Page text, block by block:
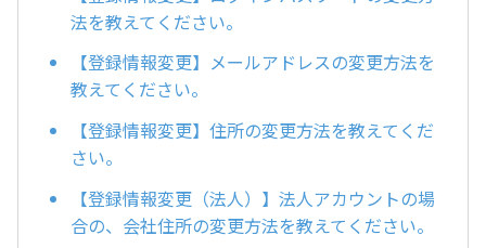
法を教えてください。
【登録情報変更】メールアドレスの変更方法を
教えてください。
【登録情報変更】住所の変更方法を教えてくだ
さい。
【登録情報変更（法人）】法人アカウントの場
合の、会社住所の変更方法を教えてください。